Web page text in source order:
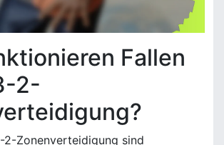
Fallen
2-
2-Zonenverteidigung sind